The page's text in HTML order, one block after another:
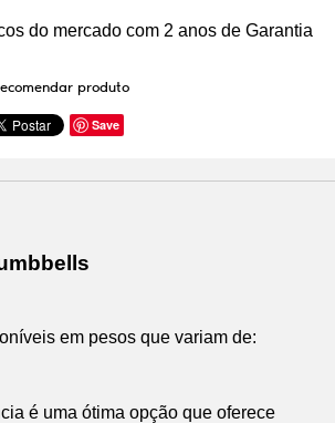
do mercado com 2 anos de Garantia
produto
Save
em pesos que variam de:
é uma ótima opção que oferece